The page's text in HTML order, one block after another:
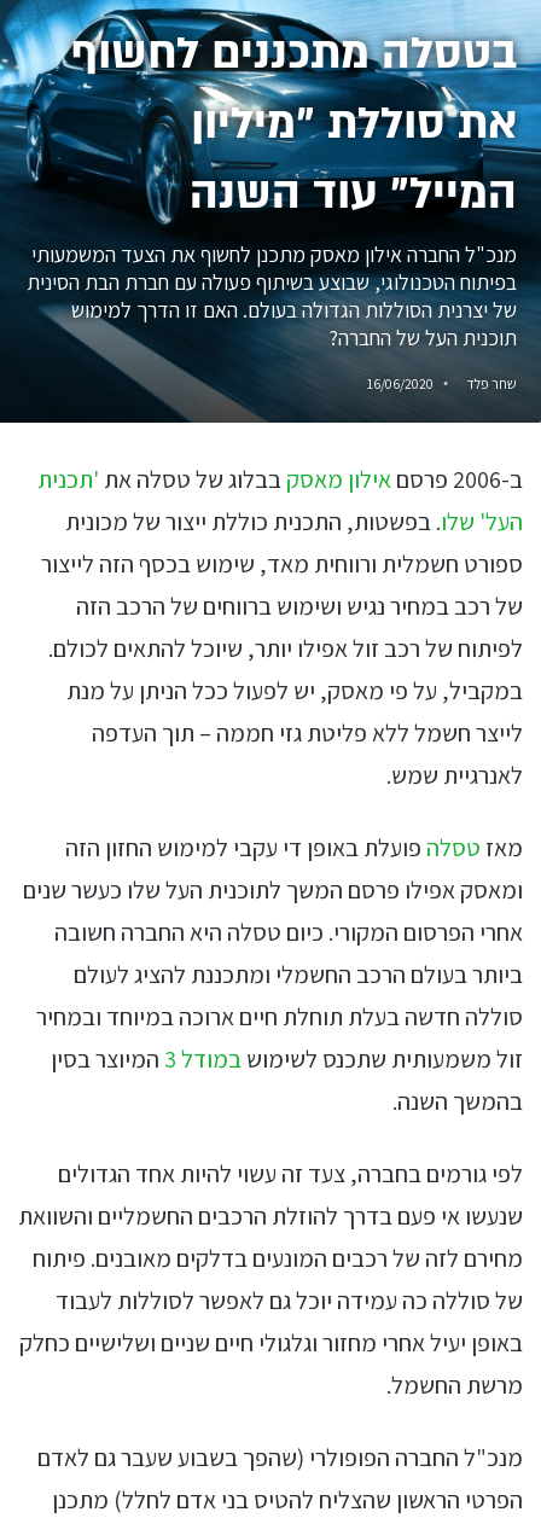
בטסלה מתכננים לחשוף
את סוללת "מיליון
המייל" עוד השנה
מנכ"ל החברה אילון מאסק מתכנן לחשוף את הצעד המשמעותי
בפיתוח הטכנולוגי, שבוצע בשיתוף פעולה עם חברת הבת הסינית
של יצרנית הסוללות הגדולה בעולם. האם זו הדרך למימוש
תוכנית העל של החברה?
שחר פלד 16/06/2020
ב-2006 פרסם אילון מאסקבבלוג של טסלה את 'תכנית
העל' שלו. בפשטות, התכנית כוללת ייצור של מכונית
ספורט חשמלית ורווחית מאד, שימוש בכסף הזה לייצור
של רכב במחיר נגיש ושימוש ברווחים של הרכב הזה
לפיתוח של רכב זול אפילו יותר, שיוכל להתאים לכולם.
במקביל, על פי מאסק, יש לפעול ככל הניתן על מנת
לייצר חשמל ללא פליטת גזי חממה – תוך העדפה
לאנרגיית שמש.
מאז טסלה פועלת באופן די עקבי למימוש החזון הזה
ומאסק אפילו פרסם המשך לתוכנית העל שלו כעשר שנים
אחרי הפרסום המקורי. כיום טסלה היא החברה חשובה
ביותר בעולם הרכב החשמלי ומתכננת להציג לעולם
סוללה חדשה בעלת תוחלת חיים ארוכה במיוחד ובמחיר
זול משמעותית שתכנס לשימושבמודל 3
המיוצר בסין
בהמשך השנה.
לפי גורמים בחברה, צעד זה עשוי להיות אחד הגדולים
שנעשו אי פעם בדרך להוזלת הרכבים החשמליים והשוואת
מחירם לזה של רכבים המונעים בדלקים מאובנים. פיתוח
של סוללה כה עמידה יוכל גם לאפשר לסוללות לעבוד
באופן יעיל אחרי מחזור וגלגולי חיים שניים ושלישיים כחלק
מרשת החשמל.
מנכ"ל החברה הפופולרי (שהפך בשבוע שעבר גם לאדם
הפרטי הראשון שהצליח להטיס בני אדם לחלל) מתכנן